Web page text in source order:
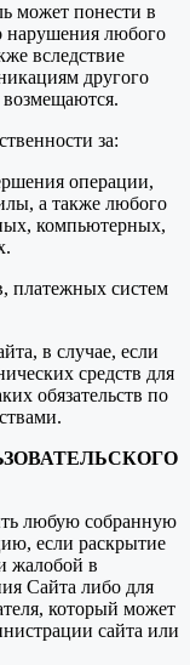
может понести в
нарушения любого
вследствие
другого
за:
операции,
а также любого
компьютерных,
платежных систем
в случае, если
средств для
обязательств по
любую собранную
если раскрытие
жалобой в
Сайта либо для
который может
сайта или